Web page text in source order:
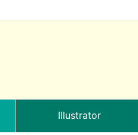
Illustrator